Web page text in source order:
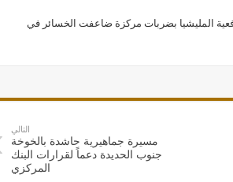
المليشيا بضربات مركزة ضاعفت الخسائر في
التالي
مسيرة جماهيرية حاشدة بالخوخة
جنوب الحديدة دعماً لقرارات البنك
المركزي